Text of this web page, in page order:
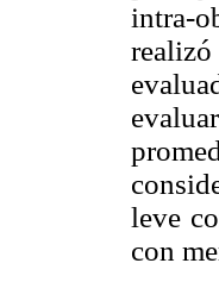
intra-
leve
con